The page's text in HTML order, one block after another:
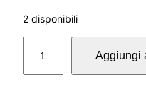
2 disponibili
A
Aggiungi